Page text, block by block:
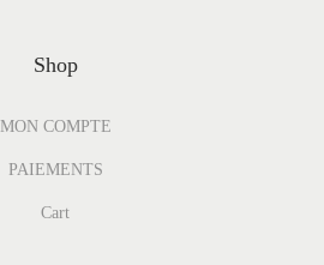
Shop
MON COMPTE
PAIEMENTS
Cart